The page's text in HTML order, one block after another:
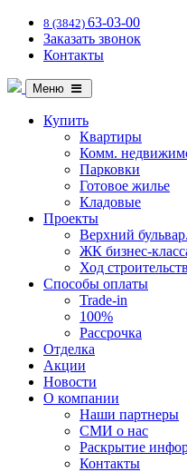
8 (3842) 63-03-00
Заказать звонок
Контакты
Меню
Купить
Квартиры
Комм.
Парковки
Готовое жилье
Кладовые
Проекты
Верхний
ЖК бизнес-
Ход
Способы оплаты
Trade-in
100%
Рассрочка
Отделка
Акции
Новости
О компании
Наши партнеры
СМИ о нас
Раскрытие
Контакты